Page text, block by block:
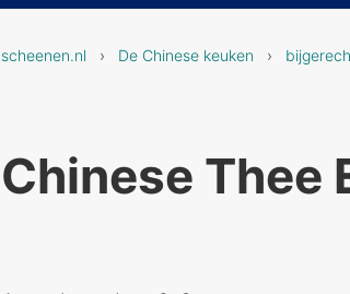
scheenen.nl › De Chinese keuken ›
Chinese Thee